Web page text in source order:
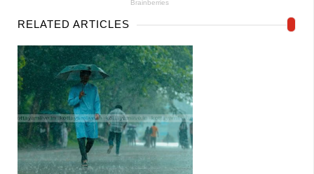
RELATED ARTICLES